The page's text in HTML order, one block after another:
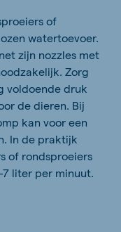
of
watertoevoer.
zijn nozzles met
Zorg
voldoende druk
de dieren. Bij
kan voor een
In de praktijk
of rondsproeiers
liter per minuut.